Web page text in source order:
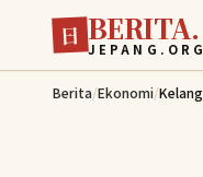
Lewati ke konten
日 BERITA.
JEPANG.ORG
Berita/Ekonomi/